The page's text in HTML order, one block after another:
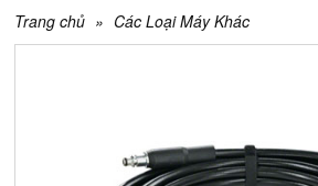
Trang chủ » Các Loại Máy Khác